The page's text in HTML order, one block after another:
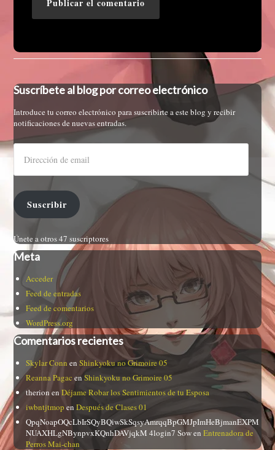
Suscríbete al blog por correo electrónico
Introduce tu correo electrónico para suscribirte a este blog y recibir
notificaciones de nuevas entradas.
Suscribir
Únete a otros 47 suscriptores
Meta
Acceder
Feed de entradas
Feed de comentarios
WordPress.org
Comentarios recientes
Skylar Conn enShinkyoku no Grimoire 05
Reanna Pagac enShinkyoku no Grimoire 05
therion enDéjame Robar los Sentimientos de tu Esposa
iwbntjtmop enDespués de Clases 01
QpqNoapOQcLbIrSQyBQiwSkSqsyAmrqqBpGMJpImHeBjmanEXPM
NUAXHLgNBynpvxKQnhDAVjqkM 4login7 SowenEntrenadora de
Perros Mai-chan